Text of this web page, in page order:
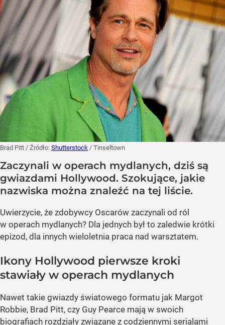
Brad Pitt / Źródło: Shutterstock / Tinseltown
Zaczynali w operach mydlanych, dziś są
gwiazdami Hollywood. Szokujące, jakie
nazwiska można znaleźć na tej liście.
Uwierzycie, że zdobywcy Oscarów zaczynali od ról
w operach mydlanych? Dla jednych był to zaledwie krótki
epizod, dla innych wieloletnia praca nad warsztatem.
Ikony Hollywood pierwsze kroki
stawiały w operach mydlanych
Nawet takie gwiazdy światowego formatu jak Margot
Robbie, Brad Pitt, czy Guy Pearce mają w swoich
biografiach rozdziały związane z codziennymi serialami